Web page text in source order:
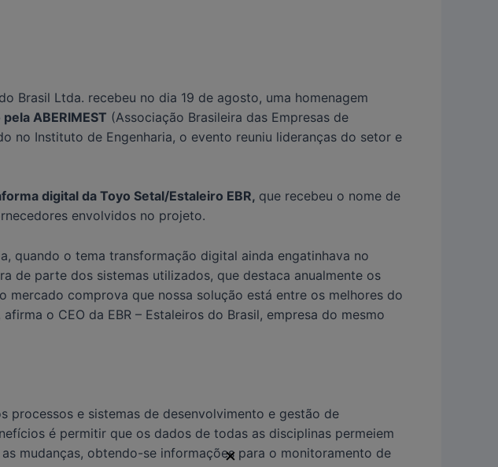
Brasil Ltda. recebeu no dia 19 de agosto, uma homenagem
ABERIMEST (Associação Brasileira das Empresas de
no Instituto de Engenharia, o evento reuniu lideranças do setor e
digital da Toyo Setal/Estaleiro EBR, que recebeu o nome de
envolvidos no projeto.
quando o tema transformação digital ainda engatinhava no
de parte dos sistemas utilizados, que destaca anualmente os
mercado comprova que nossa solução está entre os melhores do
o CEO da EBR – Estaleiros do Brasil, empresa do mesmo
processos e sistemas de desenvolvimento e gestão de
é permitir que os dados de todas as disciplinas permeiem
mudanças, obtendo-se informações para o monitoramento de
✕